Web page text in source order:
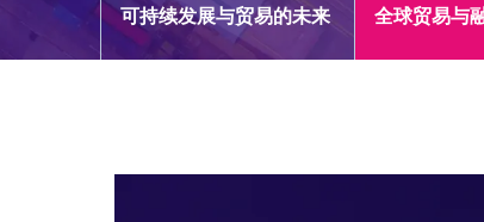
可持续发展与贸易的未来
全球贸易与